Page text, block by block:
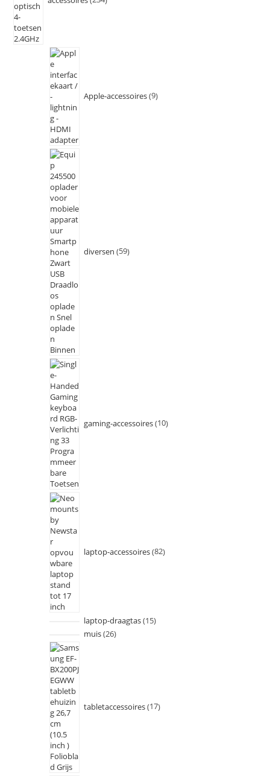
Apple-accessoires 9
diversen 59
gaming-accessoires 10
laptop-accessoires 82
laptop-draagtas 15
muis 26
tabletaccessoires 17